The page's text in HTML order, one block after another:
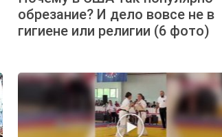
обрезание? И дело вовсе не в
гигиене или религии (6 фото)